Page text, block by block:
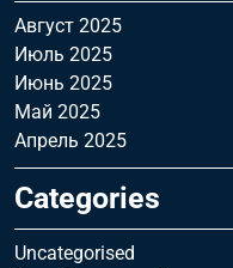
Август 2025
Июль 2025
Июнь 2025
Май 2025
Апрель 2025
Categories
Uncategorised